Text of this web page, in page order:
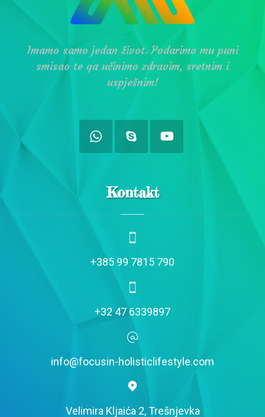
Imamo samo jedan život. Podarimo mu puni
smisao te ga učinimo zdravim, sretnim i
uspješnim!
Kontakt
+385 99 7815 790
+32 47 6339897
info@focusin-holisticlifestyle.com
Velimira Kljaića 2, Trešnjevka